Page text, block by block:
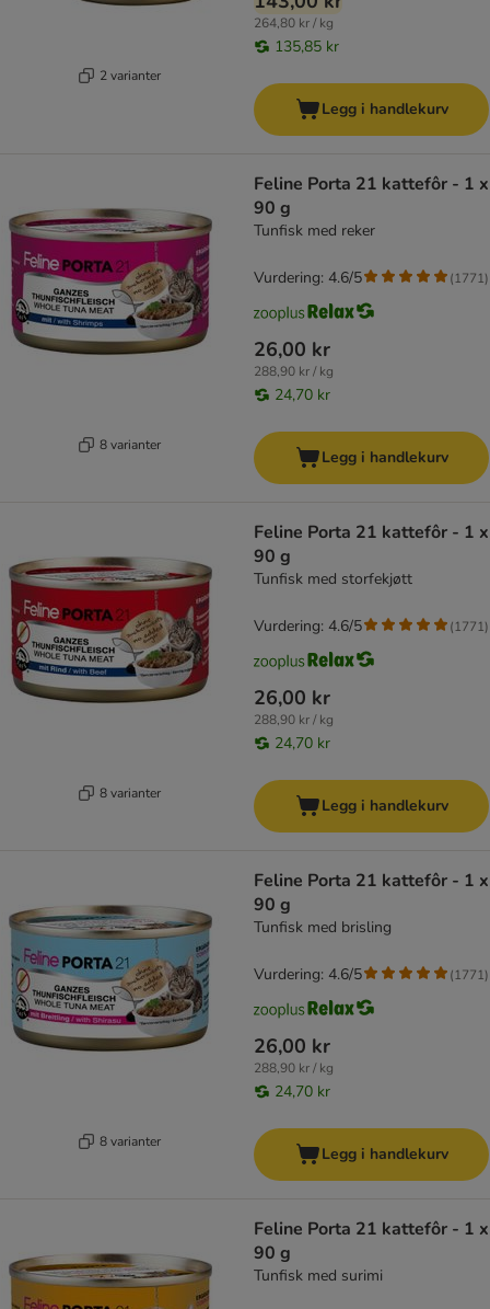
2 varianter
264,80 kr / kg
135,85 kr
Legg i handlekurv
8 varianter
Feline Porta 21 kattefôr - 1 x
90 g
Tunfisk med reker
26,00 kr
288,90 kr / kg
24,70 kr
Vurdering: 4.6/5 (1771)
Legg i handlekurv
8 varianter
Feline Porta 21 kattefôr - 1 x
90 g
Tunfisk med storfekjøtt
26,00 kr
288,90 kr / kg
24,70 kr
Vurdering: 4.6/5 (1771)
Legg i handlekurv
8 varianter
Feline Porta 21 kattefôr - 1 x
90 g
Tunfisk med brisling
26,00 kr
288,90 kr / kg
24,70 kr
Vurdering: 4.6/5 (1771)
Legg i handlekurv
Feline Porta 21 kattefôr - 1 x
90 g
Tunfisk med surimi